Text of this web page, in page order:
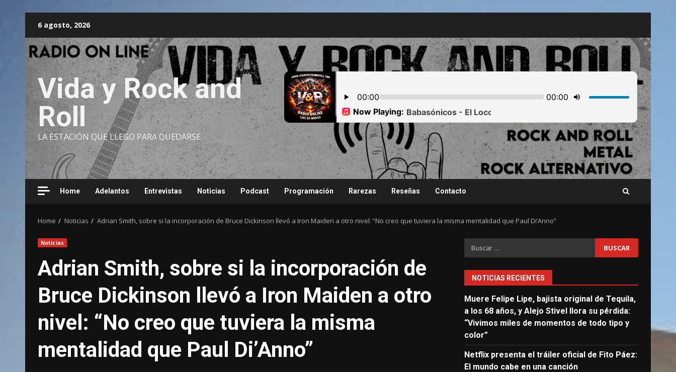
content
6 agosto, 2026
Vida y Rock and
Roll
LA ESTACIÓN QUE LLEGO PARA QUEDARSE
Home Adelantos Entrevistas Noticias Podcast Programación Rarezas Reseñas Contacto
Home Noticias Adrian Smith, sobre si la incorporación de Bruce Dickinson llevó a Iron Maiden a otro nivel: “No creo que tuviera la misma mentalidad que Paul Di’Anno”
Noticias
Adrian Smith, sobre si la incorporación de
Bruce Dickinson llevó a Iron Maiden a otro
nivel: “No creo que tuviera la misma
mentalidad que Paul Di’Anno”
Buscar:
NOTICIAS RECIENTES
Muere Felipe Lipe, bajista original de Tequila,
a los 68 años, y Alejo Stivel llora su pérdida:
“Vivimos miles de momentos de todo tipo y
color”
Netflix presenta el tráiler oficial de Fito Páez:
El mundo cabe en una canción